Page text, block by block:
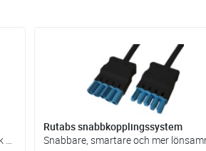
Fler val för allt-i-ett ljuskällor – upptäck nya produkter för kommande projekt!
Rutabs snabbkopplingssystem